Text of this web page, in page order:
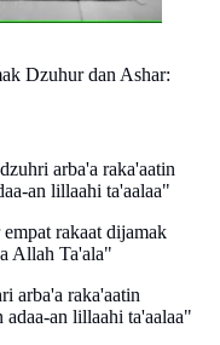
Dzuhur dan Ashar:
arba'a raka'aatin
an lillaahi ta'aalaa"
rakaat dijamak
Allah Ta'ala"
arba'a raka'aatin
an lillaahi ta'aalaa"